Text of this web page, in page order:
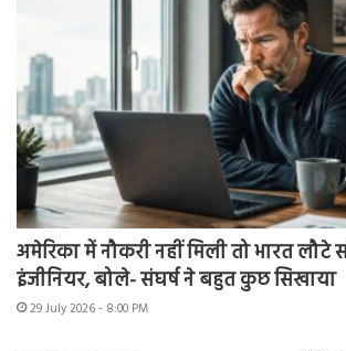
अमेरिका में नौकरी नहीं मिली तो भारत लौटे
इंजीनियर, बोले- संघर्ष ने बहुत कुछ सिखाया
29 July 2026 - 8:00 PM